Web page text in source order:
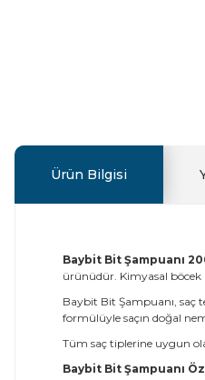
Ürün Bilgisi
Baybit Bit Şampuanı
ürünüdür. Kimyasal böcek
Baybit Bit Şampuanı, saç
formülüyle saçın doğal
Tüm saç tiplerine uygun
Baybit Bit Şampuanı